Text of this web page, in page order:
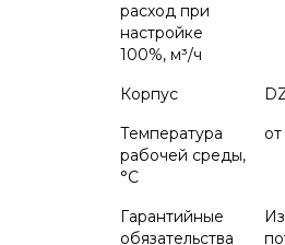
расход при
настройке
100%, м³/ч
Корпус
Температура
рабочей среды,
°С
Гарантийные
обязательства